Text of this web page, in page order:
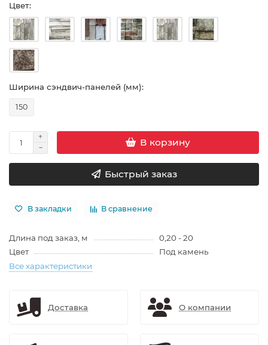
Цвет:
Ширина сэндвич-панелей (мм):
150
В корзину
Быстрый заказ
В закладки В сравнение
Длина под заказ, м
0,20 - 20
Цвет
Под камень
Все характеристики
Доставка О компании